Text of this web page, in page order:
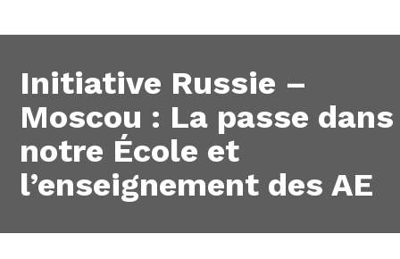
Initiative Russie –
Moscou : La passe dans
notre École et
l’enseignement des AE